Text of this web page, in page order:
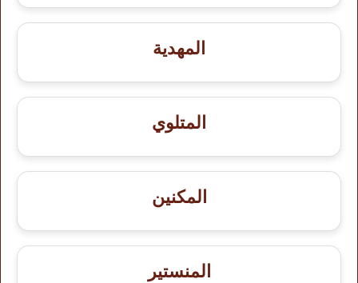
المهدية
المتلوي
المكنين
المنستير